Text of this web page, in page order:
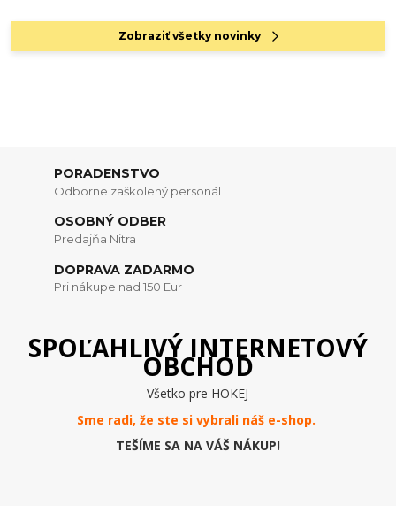
Zobraziť všetky novinky
PORADENSTVO
Odborne zaškolený personál
OSOBNÝ ODBER
Predajňa Nitra
DOPRAVA ZADARMO
Pri nákupe nad 150 Eur
SPOĽAHLIVÝ INTERNETOVÝ
OBCHOD
Všetko pre HOKEJ
Sme radi, že ste si vybrali náš e-shop.
TEŠÍME SA NA VÁŠ NÁKUP!